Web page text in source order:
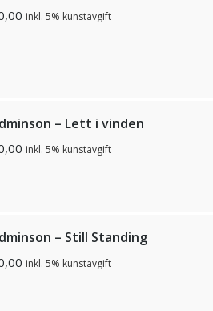
inkl. 5% kunstavgift
– Lett i vinden
inkl. 5% kunstavgift
– Still Standing
inkl. 5% kunstavgift